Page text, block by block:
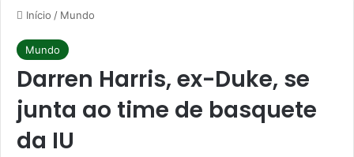
Início / Mundo
Mundo
Darren Harris, ex-Duke, se
junta ao time de basquete
da IU